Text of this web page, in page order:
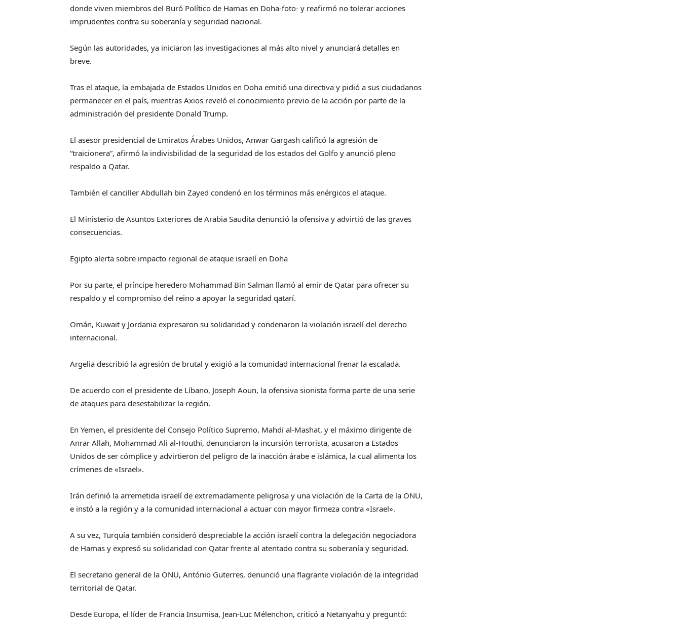
donde viven miembros del Buró Político de Hamas en Doha-foto- y reafirmó no tolerar acciones
imprudentes contra su soberanía y seguridad nacional.
Según las autoridades, ya iniciaron las investigaciones al más alto nivel y anunciará detalles en
breve.
Tras el ataque, la embajada de Estados Unidos en Doha emitió una directiva y pidió a sus ciudadanos
permanecer en el país, mientras Axios reveló el conocimiento previo de la acción por parte de la
administración del presidente Donald Trump.
El asesor presidencial de Emiratos Árabes Unidos, Anwar Gargash calificó la agresión de
“traicionera”, afirmó la indivisbilidad de la seguridad de los estados del Golfo y anunció pleno
respaldo a Qatar.
También el canciller Abdullah bin Zayed condenó en los términos más enérgicos el ataque.
El Ministerio de Asuntos Exteriores de Arabia Saudita denunció la ofensiva y advirtió de las graves
consecuencias.
Egipto alerta sobre impacto regional de ataque israelí en Doha
Por su parte, el príncipe heredero Mohammad Bin Salman llamó al emir de Qatar para ofrecer su
respaldo y el compromiso del reino a apoyar la seguridad qatarí.
Omán, Kuwait y Jordania expresaron su solidaridad y condenaron la violación israelí del derecho
internacional.
Argelia describió la agresión de brutal y exigió a la comunidad internacional frenar la escalada.
De acuerdo con el presidente de Líbano, Joseph Aoun, la ofensiva sionista forma parte de una serie
de ataques para desestabilizar la región.
En Yemen, el presidente del Consejo Político Supremo, Mahdi al-Mashat, y el máximo dirigente de
Anrar Allah, Mohammad Ali al-Houthi, denunciaron la incursión terrorista, acusaron a Estados
Unidos de ser cómplice y advirtieron del peligro de la inacción árabe e islámica, la cual alimenta los
crímenes de «Israel».
Irán definió la arremetida israelí de extremadamente peligrosa y una violación de la Carta de la ONU,
e instó a la región y a la comunidad internacional a actuar con mayor firmeza contra «Israel».
A su vez, Turquía también consideró despreciable la acción israelí contra la delegación negociadora
de Hamas y expresó su solidaridad con Qatar frente al atentado contra su soberanía y seguridad.
El secretario general de la ONU, António Guterres, denunció una flagrante violación de la integridad
territorial de Qatar.
Desde Europa, el líder de Francia Insumisa, Jean-Luc Mélenchon, criticó a Netanyahu y preguntó: